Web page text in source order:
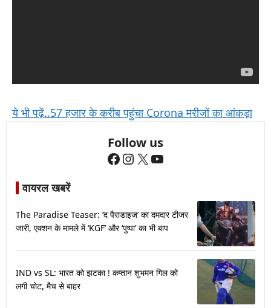
ये भी पढ़ें..57 हजार के करीब पहुंचा Corona मरीजों का आंकड़ा
Follow us
Facebook
Instagram
X YouTube
वायरल खबरें
The Paradise Teaser: ‘द पैराडाइज’ का दमदार टीजर
जारी, एक्शन के मामले में ‘KGF’ और ‘पुष्पा’ का भी बाप
IND vs SL: भारत को झटका ! कप्तान शुभमन गिल को
लगी चोट, मैच से बाहर